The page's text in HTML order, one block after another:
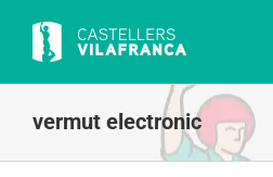
content
vermut electronic